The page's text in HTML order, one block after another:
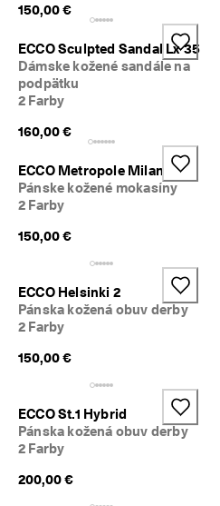
150,00 €
ECCO Sculpted Sandal Lx 35
Dámske kožené sandále na
podpätku
2 Farby
160,00 €
ECCO Metropole Milan
Pánske kožené mokasíny
2 Farby
150,00 €
ECCO Helsinki 2
Pánska kožená obuv derby
2 Farby
150,00 €
ECCO St.1 Hybrid
Pánska kožená obuv derby
2 Farby
200,00 €